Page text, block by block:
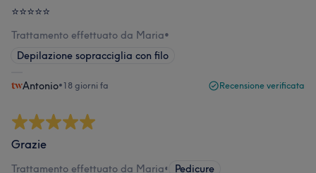
⭐️⭐️⭐️⭐️⭐️
Trattamento effettuato da Maria•
Depilazione sopracciglia con filo
Antonio•18 giorni fa Recensione verificata
Grazie
Trattamento effettuato da Maria• Pedicure